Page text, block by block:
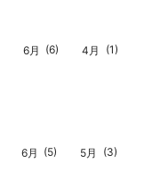
6月 (6) 4月 (1)
6月 (5) 5月 (3)